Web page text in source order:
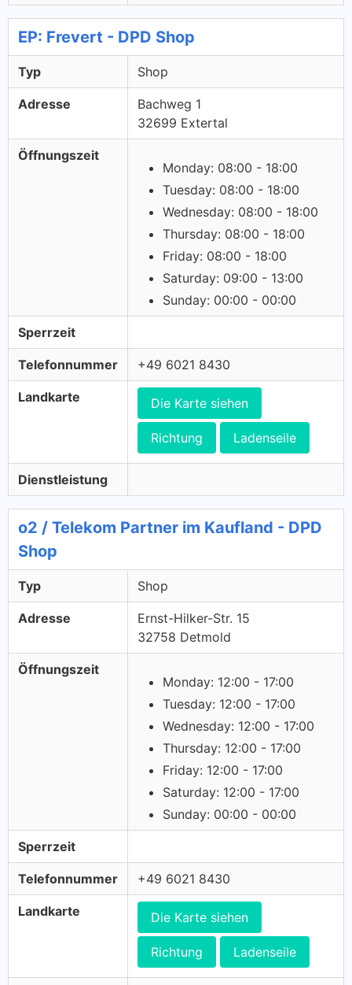
EP: Frevert - DPD Shop
Typ Shop
Adresse
Bachweg 1
32699 Extertal
Öffnungszeit
Monday: 08:00 - 18:00
Tuesday: 08:00 - 18:00
Wednesday: 08:00 - 18:00
Thursday: 08:00 - 18:00
Friday: 08:00 - 18:00
Saturday: 09:00 - 13:00
Sunday: 00:00 - 00:00
Sperrzeit
Telefonnummer +49 6021 8430
Landkarte Die Karte siehen
Richtung Ladenseile
Dienstleistung
o2 / Telekom Partner im Kaufland - DPD
Shop
Typ Shop
Adresse
Ernst-Hilker-Str. 15
32758 Detmold
Öffnungszeit
Monday: 12:00 - 17:00
Tuesday: 12:00 - 17:00
Wednesday: 12:00 - 17:00
Thursday: 12:00 - 17:00
Friday: 12:00 - 17:00
Saturday: 12:00 - 17:00
Sunday: 00:00 - 00:00
Sperrzeit
Telefonnummer +49 6021 8430
Landkarte Die Karte siehen
Richtung Ladenseile